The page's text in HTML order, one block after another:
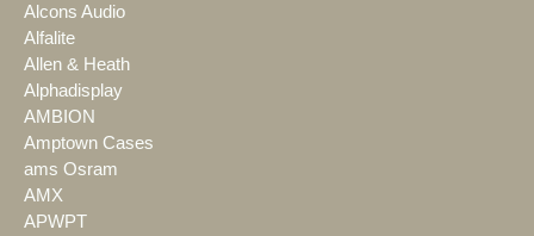
Alcons Audio
Alfalite
Allen & Heath
Alphadisplay
AMBION
Amptown Cases
ams Osram
AMX
APWPT